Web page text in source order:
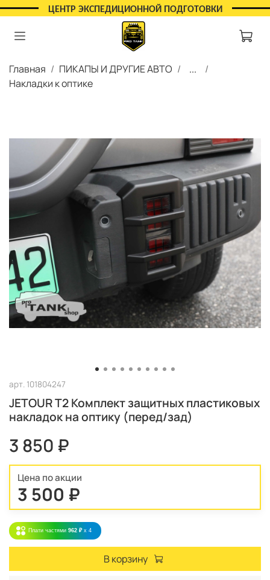
ЦЕНТР ЭКСПЕДИЦИОННОЙ ПОДГОТОВКИ
Главная ПИКАПЫ И ДРУГИЕ АВТО
...
Накладки к оптике
арт. 101804247
JETOUR T2 Комплект защитных пластиковых
накладок на оптику (перед/зад)
3 850 ₽
Цена по акции
3 500 ₽
Плати частями 962 ₽ x 4
В корзину